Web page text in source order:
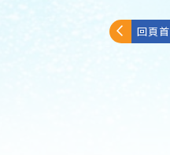
回頁首